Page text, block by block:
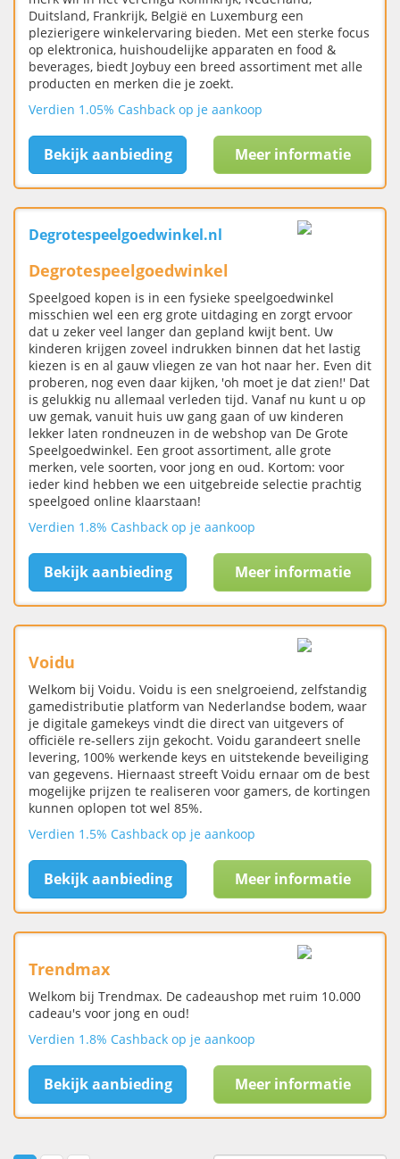
Duitsland, Frankrijk, België en Luxemburg een
plezierigere winkelervaring bieden. Met een sterke focus
op elektronica, huishoudelijke apparaten en food &
beverages, biedt Joybuy een breed assortiment met alle
producten en merken die je zoekt.
Verdien 1.05% Cashback op je aankoop
Bekijk aanbieding Meer informatie
Degrotespeelgoedwinkel.nl
Degrotespeelgoedwinkel
Speelgoed kopen is in een fysieke speelgoedwinkel
misschien wel een erg grote uitdaging en zorgt ervoor
dat u zeker veel langer dan gepland kwijt bent. Uw
kinderen krijgen zoveel indrukken binnen dat het lastig
kiezen is en al gauw vliegen ze van hot naar her. Even dit
proberen, nog even daar kijken, 'oh moet je dat zien!' Dat
is gelukkig nu allemaal verleden tijd. Vanaf nu kunt u op
uw gemak, vanuit huis uw gang gaan of uw kinderen
lekker laten rondneuzen in de webshop van De Grote
Speelgoedwinkel. Een groot assortiment, alle grote
merken, vele soorten, voor jong en oud. Kortom: voor
ieder kind hebben we een uitgebreide selectie prachtig
speelgoed online klaarstaan!
Verdien 1.8% Cashback op je aankoop
Bekijk aanbieding Meer informatie
Voidu
Welkom bij Voidu. Voidu is een snelgroeiend, zelfstandig
gamedistributie platform van Nederlandse bodem, waar
je digitale gamekeys vindt die direct van uitgevers of
officiële re-sellers zijn gekocht. Voidu garandeert snelle
levering, 100% werkende keys en uitstekende beveiliging
van gegevens. Hiernaast streeft Voidu ernaar om de best
mogelijke prijzen te realiseren voor gamers, de kortingen
kunnen oplopen tot wel 85%.
Verdien 1.5% Cashback op je aankoop
Bekijk aanbieding Meer informatie
Trendmax
Welkom bij Trendmax. De cadeaushop met ruim 10.000
cadeau's voor jong en oud!
Verdien 1.8% Cashback op je aankoop
Bekijk aanbieding Meer informatie